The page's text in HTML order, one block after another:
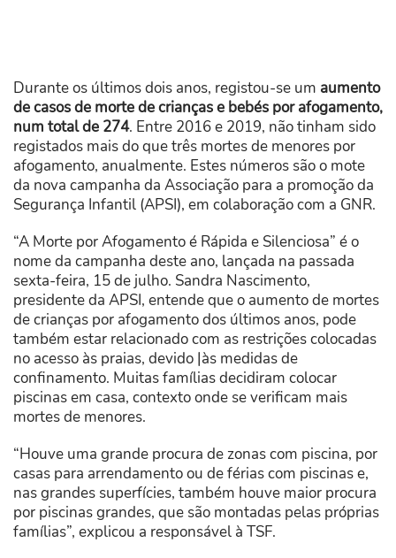
Durante os últimos dois anos, registou-se um aumento
de casos de morte de crianças e bebés por afogamento,
num total de 274. Entre 2016 e 2019, não tinham sido
registados mais do que três mortes de menores por
afogamento, anualmente. Estes números são o mote
da nova campanha da Associação para a promoção da
Segurança Infantil (APSI), em colaboração com a GNR.
“A Morte por Afogamento é Rápida e Silenciosa” é o
nome da campanha deste ano, lançada na passada
sexta-feira, 15 de julho. Sandra Nascimento,
presidente da APSI, entende que o aumento de mortes
de crianças por afogamento dos últimos anos, pode
também estar relacionado com as restrições colocadas
no acesso às praias, devido |às medidas de
confinamento. Muitas famílias decidiram colocar
piscinas em casa, contexto onde se verificam mais
mortes de menores.
“Houve uma grande procura de zonas com piscina, por
casas para arrendamento ou de férias com piscinas e,
nas grandes superfícies, também houve maior procura
por piscinas grandes, que são montadas pelas próprias
famílias”, explicou a responsável à TSF.